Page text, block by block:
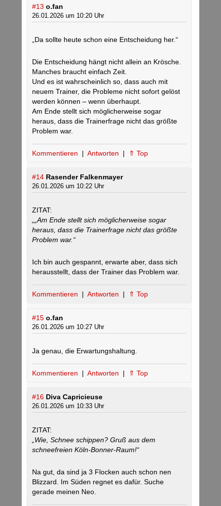
#13 o.fan
26.01.2026 um 10:20 Uhr
„Da sollte heute schon eine Entscheidung her.“
Die Entscheidung hängt nicht allein an Krösche.
Manches braucht einfach Zeit.
Und es ist wahrscheinlich so, dass auch mit
neuem Trainer, die Probleme nicht sofort gelöst
werden können – wenn überhaupt.
Am Ende stellt sich möglicherweise sogar
heraus, dass die Trainerfrage nicht das größte
Problem war.
Kommentieren | Antworten | ⇑ Top
#14 Rasender Falkenmayer
26.01.2026 um 10:22 Uhr
ZITAT:
„„Am Ende stellt sich möglicherweise sogar
heraus, dass die Trainerfrage nicht das größte
Problem war.“
Ich bin auch gespannt, erwarte aber, dass sich
herausstellt, dass der Trainer das Problem war.
Kommentieren | Antworten | ⇑ Top
#15 o.fan
26.01.2026 um 10:27 Uhr
Ja genau, die Erwartungshaltung.
Kommentieren | Antworten | ⇑ Top
#16 Diva Capricieuse
26.01.2026 um 10:33 Uhr
ZITAT:
„Wie, Schnee schippen? Gruß aus dem
schneefreien Köln-Bonner-Raum!“
Na gut, da sind ja 3 Flocken auch schon nen
Blizzard. Im Süden regnet es dafür. Suche
gerade meinen Neo.